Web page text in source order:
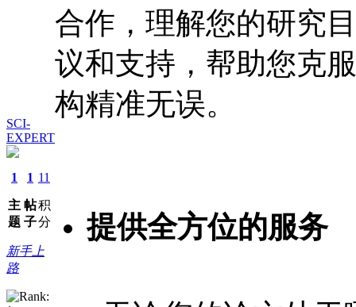
SCI-
EXPERT
1
主
题
1
帖
子
11
积
分
新手上
路
合作，理解您的研究
议和支持，帮助您克
构精准无误。
提供全方位的服务